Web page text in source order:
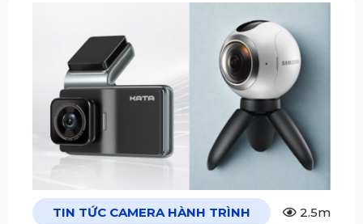
TIN TỨC CAMERA HÀNH TRÌNH 2.5m